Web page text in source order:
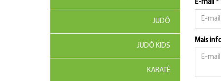
JUDÔ
JUDÔ KIDS
KARATÊ
E-mail *
Mais